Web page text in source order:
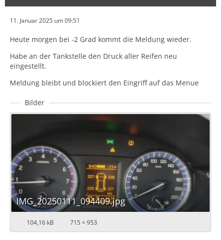
11. Januar 2025 um 09:51
Heute morgen bei -2 Grad kommt die Meldung wieder.
Habe an der Tankstelle den Druck aller Reifen neu
eingestellt.
Meldung bleibt und blockiert den Eingriff auf das Menue
Bilder
IMG_20250111_094409.jpg
104,16 kB 715 × 953